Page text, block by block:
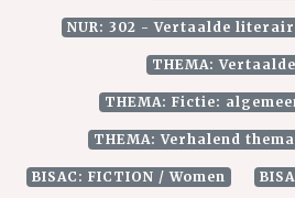
NUR: 302 - Vertaalde
THEMA:
THEMA: Fictie:
THEMA: Verhalend
BISAC: FICTION / Women